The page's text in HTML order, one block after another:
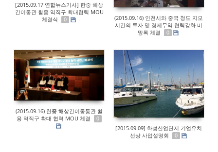
[2015.09.17 연합뉴스기사] 한중 해상
간이통관 활용 역직구 확대협력 MOU
체결식
0
(2015.09.16) 인천시와 중국 청도 지모
시간의 투자 및 경제무역 협력강화 비
망록 체결
0
(2015.09.16) 한중 해상간이동통관 활
용 역직구 확대 협력 MOU 체결
0
[2015.09.09] 화성산업단지 기업유치
선상 사업설명회
0